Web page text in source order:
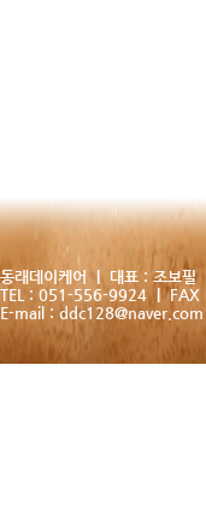
동래데이케어 | 대표 : 조보
TEL : 051-556-9924 |
E-mail : ddc128@naver.com